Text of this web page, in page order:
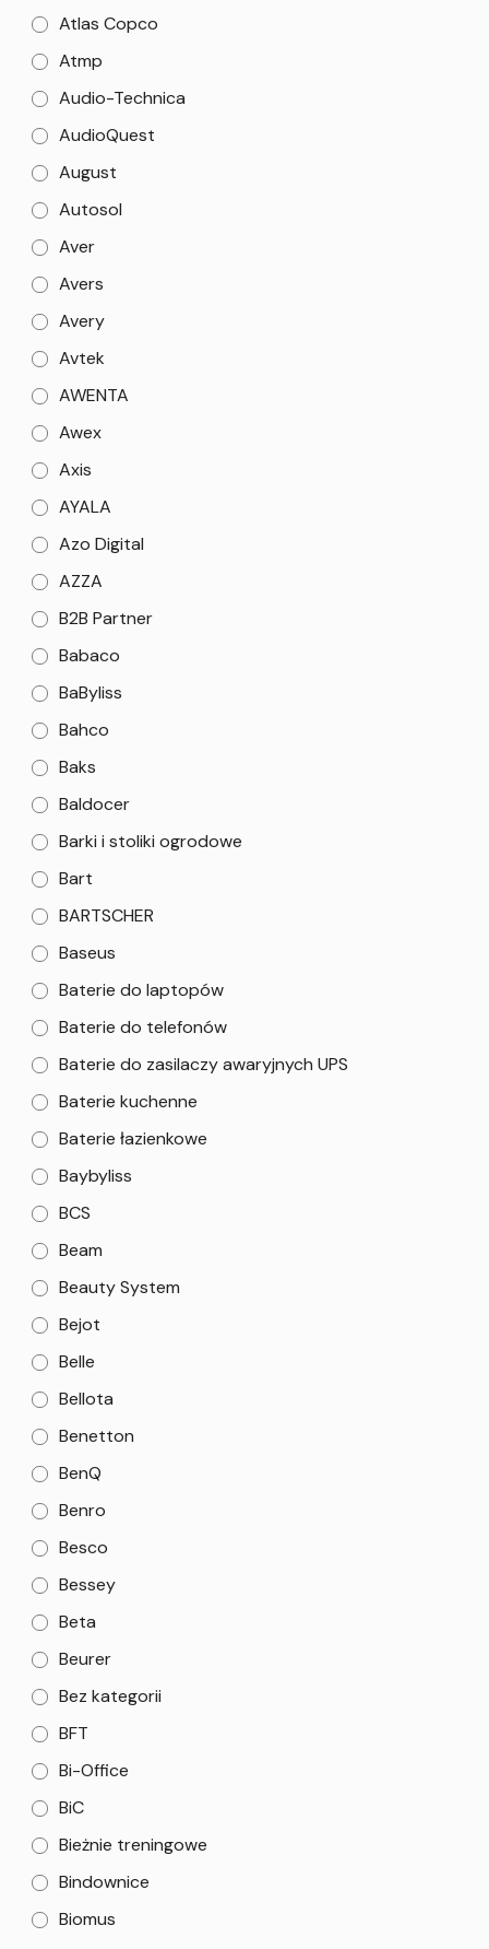
Atlas Copco
Atmp
Audio-Technica
AudioQuest
August
Autosol
Aver
Avers
Avery
Avtek
AWENTA
Awex
Axis
AYALA
Azo Digital
AZZA
B2B Partner
Babaco
BaByliss
Bahco
Baks
Baldocer
Barki i stoliki ogrodowe
Bart
BARTSCHER
Baseus
Baterie do laptopów
Baterie do telefonów
Baterie do zasilaczy awaryjnych UPS
Baterie kuchenne
Baterie łazienkowe
Baybyliss
BCS
Beam
Beauty System
Bejot
Belle
Bellota
Benetton
BenQ
Benro
Besco
Bessey
Beta
Beurer
Bez kategorii
BFT
Bi-Office
BiC
Bieżnie treningowe
Bindownice
Biomus